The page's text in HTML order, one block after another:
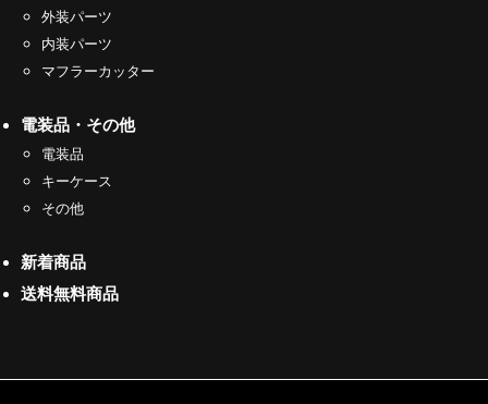
外装パーツ
内装パーツ
マフラーカッター
電装品・その他
電装品
キーケース
その他
新着商品
送料無料商品